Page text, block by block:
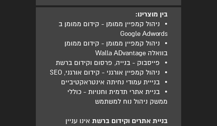
בין מוצרינו:
•
ניהול קמפיין ממומן - קידום ממומן ב
Google Adwords
•
ניהול קמפיין ממומן - קידום ממומן
בוואלה Walla ADvantage
• פייסבוק - בנייה, פרסום וקידום ברשת
• ניהול קמפיין אורגני - קידום אורגני, SEO
• בנייית עמודי נחיתה אינטראקטיביים
•
בניית אתרי תדמית וחנויות - כוללי
ממשק ניהול נוח למשתמש
בניית אתרים וקידום ברשתאינו עניין